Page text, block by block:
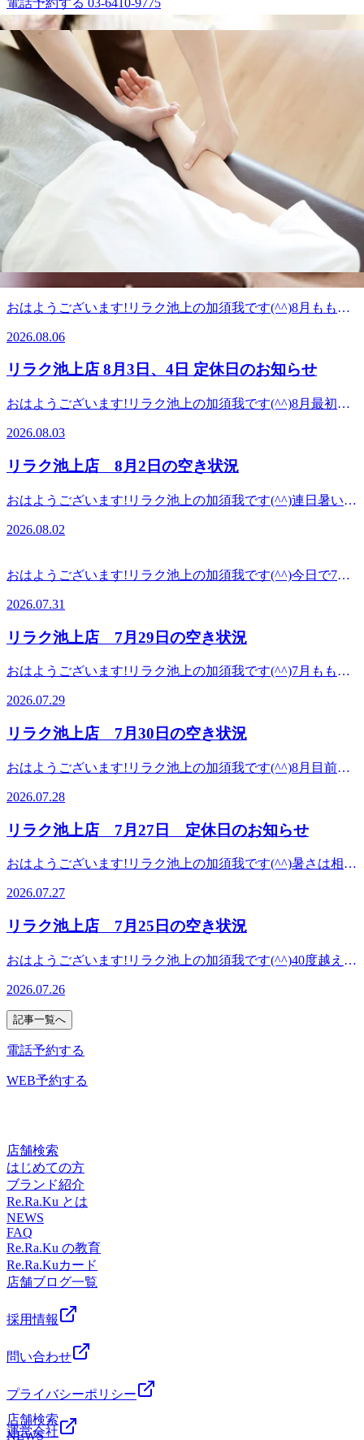
電話予約する 03-6410-9775
最近のブログ
リラク池上店 8月8日の空き状況
おはようございます!リラク池上の加須我です(^^)待ちに待っ
た週末ですね！来週から祝日やお盆にも入ってくるので、予
定の前後に身体の調子を整えるのはいかがでしょうか？さ
て、本日の空き状況です。60分のコースですと・19:50以上
のお時間からご案内可能です。是非お問い合わせくださいま
せ!..。o○☆○o。..:゜:..。o○☆○o。..:゜:..。o○☆○o。マッサー
ジのように気持ちがいい肩甲骨ストレッチで、いつまでも健
康で疲れづらいお身体づくりをサポート致します!”予防”の
甲骨ストレッチ&amp;ボディケアをお試しくださいませ(^^♪
皆様のご来店を、スタッフ一同手を温めて心よりお待ちして
おります。
池上店平日:10:00～20:00土日祝日:10:00〜21:00【住所】東京
「池上駅」北口より徒歩4分♪、蒲田駅より2駅
2026.08.08
リラク池上店 8月7日の空き状況
おはようございます!リラク池上の加須我です(^^)8月も1週間
が経ちますね。不安定な天気お日も多いので、体調には気を
付けていきましょう！さて、本日の空き状況です。60分のコ
ースですと・16:50～18:50以上のお時間からご案内可能で
す。是非お問い合わせくださいませ!..。o○☆○o。..:゜:..。
肩甲骨ストレッチで、いつまでも健康で疲れづらいお身体づ
くりをサポート致します!”予防”のボディケアを始めてみま
せんか?ぜひこの機会にリラクの肩甲骨ストレッチ&amp;ボ
ディケアをお試しくださいませ(^^♪皆様のご来店を、スタッ
フ一同手を温めて心よりお待ちしております。
=★=☆=★=☆=★=☆=★=☆=★=☆=★=☆=☆=★Re.Ra.Ku
都大田区池上 6-3-3東京堂ビル1F【アクセス】東急池上線
2026.08.07
リラク池上店 8月6日の空き状況
おはようございます!リラク池上の加須我です(^^)8月ももう
付けていきましょう！さて、本日の空き状況です。60分のコ
ースですと・12:20～15:50・18:30以上のお時間からご案内可
能です。是非お問い合わせくださいませ!..。
うに気持ちがいい肩甲骨ストレッチで、いつまでも健康で疲
れづらいお身体づくりをサポート致します!”予防”のボディ
トレッチ&amp;ボディケアをお試しくださいませ(^^♪皆様の
ご来店を、スタッフ一同手を温めて心よりお待ちしておりま
す。
池上店平日:10:00～20:00土日祝日:10:00〜21:00【住所】東京
2026.08.06
リラク池上店 8月3日、4日 定休日のお知らせ
おはようございます!リラク池上の加須我です(^^)8月最初の
身のケアも大事にしていきましょう！本日3日、明日4日は定
休日でお休みになっております。ご迷惑をおかけしますがよ
ろしくお願いいたします。下記は5日の空き状況になりま
案内可能です。是非お問い合わせくださいませ!..。
o○☆○o。..:゜:..。o○☆○o。..:゜:..。o○☆○o。マッサージのよ
うに気持ちがいい肩甲骨ストレッチで、いつまでも健康で疲
ケアを始めてみませんか?ぜひこの機会にリラクの肩甲骨ス
ご来店を、スタッフ一同心よりお待ちしております。
池上店平日:10:00～20:00土日祝日:10:00〜21:00【住所】東京
「池上駅」北口より徒歩4分♪、蒲田駅より2駅
2026.08.03
リラク池上店 8月2日の空き状況
おはようございます!リラク池上の加須我です(^^)連日暑い日
ですが、短時間で冷たいものを摂り過ぎないようには気を付
スですと・13:20～15:50・18:30～19:50以上のお時間からご案
内可能です。是非お問い合わせくださいませ!..。
o○☆○o。..:゜:..。o○☆○o。..:゜:..。o○☆○o。マッサージのよ
れづらいお身体づくりをサポート致します!”予防”のボディ
トレッチ&amp;ボディケアをお試しくださいませ(^^♪皆様の
す。
=★=☆=★=☆=★=☆=★=☆=★=☆=★=☆=☆=★Re.Ra.Ku
池上店平日:10:00～20:00土日祝日:10:00〜21:00【住所】東京
「池上駅」北口より徒歩4分♪、蒲田駅より2駅
2026.08.02
おはようございます!リラク池上の加須我です(^^)今日で7月
も大事にしてくださいね。本日31日は定休日でお休みになっ
ております。ご迷惑をおかけしますがよろしくお願いいたし
ます。下記は8月1日の空き状況になります。60分のコースで
す。是非お問い合わせくださいませ!..。o○☆○o。..:゜:..。
o○☆○o。..:゜:..。o○☆○o。マッサージのように気持ちがいい
くりをサポート致します!”予防”のボディケアを始めてみま
せんか?ぜひこの機会にリラクの肩甲骨ストレッチ&amp;ボ
ディケアをお試しくださいませ(^^♪皆様のご来店を、スタッ
=★=☆=★=☆=★=☆=★=☆=★=☆=★=☆=☆=★Re.Ra.Ku
都大田区池上 6-3-3東京堂ビル1F【アクセス】東急池上線
2026.07.31
リラク池上店 7月29日の空き状況
おはようございます!リラク池上の加須我です(^^)7月ももう
ましょう！さて、本日の空き状況です。60分のコースです
と・12:20・14:30～15:20・17:20～17:50以上のお時間からご
案内可能です。是非お問い合わせくださいませ!..。
うに気持ちがいい肩甲骨ストレッチで、いつまでも健康で疲
れづらいお身体づくりをサポート致します!”予防”のボディ
トレッチ&amp;ボディケアをお試しくださいませ(^^♪皆様の
ご来店を、スタッフ一同手を温めて心よりお待ちしておりま
す。
池上店平日:10:00～20:00土日祝日:10:00〜21:00【住所】東京
「池上駅」北口より徒歩4分♪、蒲田駅より2駅
2026.07.29
リラク池上店 7月30日の空き状況
おはようございます!リラク池上の加須我です(^^)8月目前で
るように準備していきましょう！さて、本日の空き状況で
す。60分のコースですと・11:40～14:50・18:20～18:40以上の
お時間からご案内可能です。是非お問い合わせくださいま
ジのように気持ちがいい肩甲骨ストレッチで、いつまでも健
康で疲れづらいお身体づくりをサポート致します!”予防”の
甲骨ストレッチ&amp;ボディケアをお試しくださいませ(^^♪
皆様のご来店を、スタッフ一同手を温めて心よりお待ちして
おります。
池上店平日:10:00～20:00土日祝日:10:00〜21:00【住所】東京
「池上駅」北口より徒歩4分♪、蒲田駅より2駅
2026.07.28
リラク池上店 7月27日 定休日のお知らせ
おはようございます!リラク池上の加須我です(^^)暑さは相変
いきましょう！本日27日は定休日でお休みになっておりま
す。ご迷惑をおかけしますがよろしくお願いいたします。下
記は28日の空き状況になります。60分のコースですと・
くださいませ!..。o○☆○o。..:゜:..。o○☆○o。..:゜:..。
o○☆○o。マッサージのように気持ちがいい肩甲骨ストレッ
チで、いつまでも健康で疲れづらいお身体づくりをサポート
致します!”予防”のボディケアを始めてみませんか?ぜひこの
機会にリラクの肩甲骨ストレッチ&amp;ボディケアをお試し
くださいませ(^^♪皆様のご来店を、スタッフ一同心よりお待
=★=☆=★=☆=★=☆=★=☆=★=☆=★=☆=☆=★Re.Ra.Ku
2026.07.27
リラク池上店 7月25日の空き状況
おはようございます!リラク池上の加須我です(^^)40度越えの
もこまめに体を休めながら、無理なく過ごしていきましょ
う！さて、本日の空き状況です。60分のコースですと・
10:00以上のお時間からご案内可能です。是非お問い合わせ
くださいませ!..。o○☆○o。..:゜:..。o○☆○o。..:゜:..。
チで、いつまでも健康で疲れづらいお身体づくりをサポート
心よりお待ちしております。
=★=☆=★=☆=★=☆=★=☆=★=☆=★=☆=☆=★Re.Ra.Ku
池上店平日:10:00～20:00土日祝日:10:00〜21:00【住所】東京
都大田区池上 6-3-3東京堂ビル1F【アクセス】東急池上線
「池上駅」北口より徒歩4分♪、蒲田駅より2駅
2026.07.26
記事一覧へ
電話予約する
WEB予約する
店舗検索
はじめての方
ブランド紹介
Re.Ra.Ku とは
NEWS
FAQ
Re.Ra.Ku の教育
Re.Ra.Kuカード
店舗ブログ一覧
採用情報
問い合わせ
プライバシーポリシー
運営会社
店舗検索
NEWS